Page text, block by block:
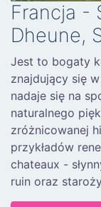
Francja -
Dheune,
Jest to bogaty
znajdujący się
nadaje się na
naturalnego
zróżnicowanej
przykładów
chateaux -
ruin oraz